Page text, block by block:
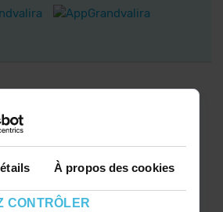
À propos des cookies
CONTRÔLER
VOUS À GRANDVALIRA!
les Réseaux Sociaux et soyez